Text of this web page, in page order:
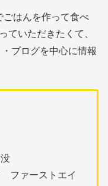
ごはんを作って食べ
ていただきたくて、
・ブログを中心に情報
ファーストエイ